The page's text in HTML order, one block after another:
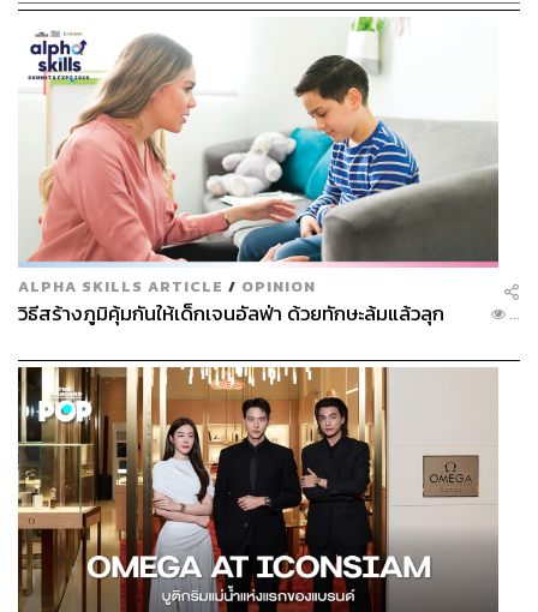
ALPHA SKILLS ARTICLE / OPINION
วิธีสร้างภูมิคุ้มกันให้เด็กเจนอัลฟ่า ด้วยทักษะล้มแล้วลุก ...